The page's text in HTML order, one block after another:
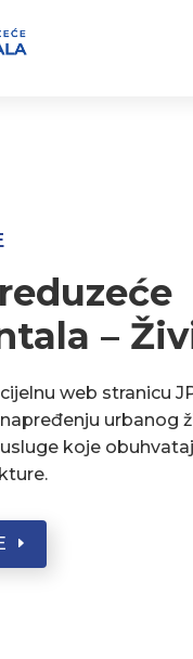
–
web stranicu
urbanog
koje